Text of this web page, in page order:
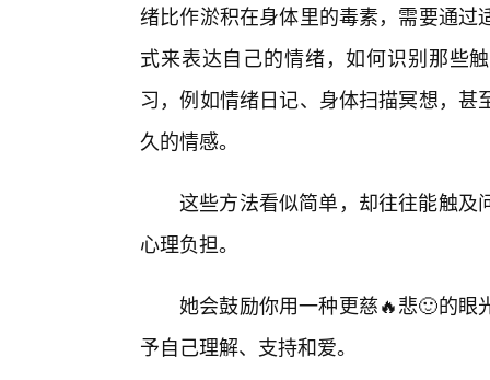
绪比作淤积在身体里的毒素，需要通
式来表达自己的情绪，如何识别那些
习，例如情绪日记、身体扫描冥想，
久的情感。
这些方法看似简单，却往往能触及
心理负担。
她会鼓励你用一种更慈🔥悲🙂的眼
予自己理解、支持和爱。